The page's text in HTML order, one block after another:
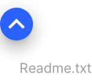
keyboard_arrow_up
Readme.txt